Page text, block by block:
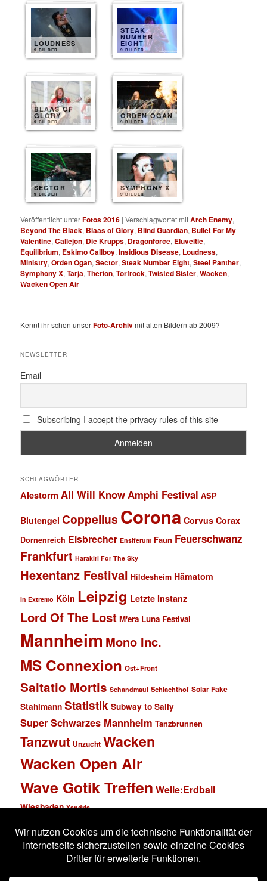
LOUDNESS
9 BILDER
STEAK
NUMBER
EIGHT
9 BILDER
BLAAS OF
GLORY
9 BILDER
ORDEN OGAN
9 BILDER
SECTOR
9 BILDER
SYMPHONY X
9 BILDER
Veröffentlicht unterFotos 2016 |Verschlagwortet mitArch Enemy,
Beyond The Black, Blaas of Glory, Blind Guardian, Bullet For My
Valentine,Callejon, Die Krupps, Dragonforce, Eluveitie,
Equilibrium, Eskimo Callboy,Insidious Disease, Loudness,
Ministry,Orden Ogan,Sector,Steak Number Eight,Steel Panther,
Symphony X,Tarja,Therion,Torfrock,Twisted Sister,Wacken,
Wacken Open Air
Kennt ihr schon unserFoto-Archivmit alten Bildern ab 2009?
NEWSLETTER
Email
Subscribing I accept the privacy rules of this site
SCHLAGWÖRTER
Alestorm All Will Know Amphi Festival ASP
Blutengel Coppelius Corona Corvus Corax
Dornenreich Eisbrecher Ensiferum Faun Feuerschwanz
Frankfurt Harakiri For The Sky
Hexentanz Festival Hildesheim Hämatom
In Extremo Köln Leipzig Letzte Instanz
Lord Of The Lost M'era Luna Festival
Mannheim Mono Inc.
MS Connexion Ost+Front
Saltatio Mortis Schandmaul Schlachthof Solar Fake
Stahlmann Statistik Subway to Sally
Super Schwarzes Mannheim Tanzbrunnen
Tanzwut Unzucht Wacken
Wacken Open Air
Wave Gotik Treffen Welle:Erdball
Wiesbaden Xandria
Impressum